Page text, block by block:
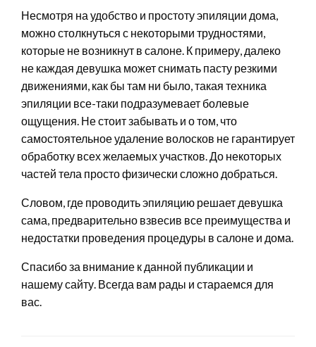
Несмотря на удобство и простоту эпиляции дома,
можно столкнуться с некоторыми трудностями,
которые не возникнут в салоне. К примеру, далеко
не каждая девушка может снимать пасту резкими
движениями, как бы там ни было, такая техника
эпиляции все-таки подразумевает болевые
ощущения. Не стоит забывать и о том, что
самостоятельное удаление волосков не гарантирует
обработку всех желаемых участков. До некоторых
частей тела просто физически сложно добраться.
Словом, где проводить эпиляцию решает девушка
сама, предварительно взвесив все преимущества и
недостатки проведения процедуры в салоне и дома.
Спасибо за внимание к данной публикации и
нашему сайту. Всегда вам рады и стараемся для
вас.